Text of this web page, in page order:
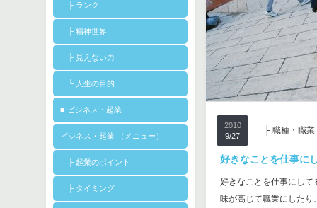
├ ランク
├ 精神世界
├ 見えない力
└ 人生の目的
■ ビジネス・起業
ビジネス・起業 （メニュー）
├ 起業のポイント
├ タイミング
2010
9/27
├ 職種・職業
好きなことを仕事に
好きなことを仕事にして
味が高じて職業にしたり